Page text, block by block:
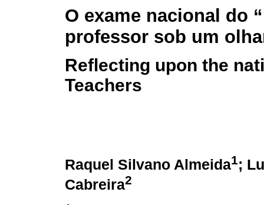
O exame nacional do
professor sob um
Reflecting upon the
Teachers
Raquel Silvano Almeida1;
Cabreira2